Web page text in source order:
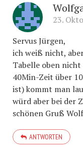
23.
Servus Jürgen,
ich weiß nicht,
Tabelle oben
40Min-Zeit über
ist) kommt man
würd aber bei der
schönen Gruß
ANTWORTEN